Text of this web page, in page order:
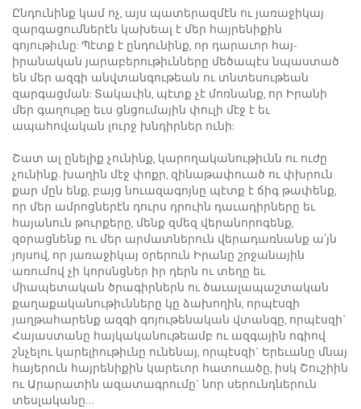
Ընդունինք կամ ոչ, այս պատերազմէն ու յառաջիկայ
զարգացումներէն կախեալ է մեր հայրենիքին
գոյութիւնը: Պէտք է ընդունինք, որ դարաւոր հայ-
իրանական յարաբերութիւնները մեծապէս նպաստած
են մեր ազգի անվտանգութեան ու տնտեսութեան
զարգացման: Տակաւին, պէտք չէ մոռնանք, որ Իրանի
մեր գաղութը եւս ցնցումային փուլի մէջ է եւ
ապահովական լուրջ խնդիրներ ունի:
Շատ ալ ընելիք չունինք, կարողականութիւնն ու ուժը
չունինք. խաղին մէջ փոքր, զինաթափուած ու փխրուն
քար մըն ենք, բայց նուազագոյնը պէտք է ճիգ թափենք,
որ մեր ամրոցներէն դուրս դրուին դաւադիրները եւ
հայանուն թուրքերը, մենք զմեզ վերանորոգենք,
զօրացնենք ու մեր արմատներուն վերադառնանք ա՛յն
յոյսով, որ յառաջիկայ օրերուն Իրանը շրջանային
առումով չի կորսնցներ իր դերն ու տեղը եւ
միապետական ծրագիրներն ու ծաւալապաշտական
քաղաքականութիւնները կը ձախողին, որպէսզի
յաղթահարենք ազգի գոյութենական վտանգը, որպէսզի`
Հայաստանը հայկականութեամբ ու ազգային ոգիով
շնչելու կարելիութիւնը ունենայ, որպէսզի` Երեւանը մնայ
հայերուն հայրենիքին կարեւոր հատուածը, իսկ Շուշիին
ու Արարատին ազատագրումը` նոր սերունդներուն
տեսլականը…